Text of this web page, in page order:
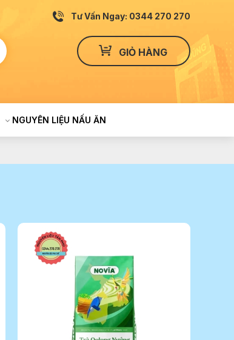
Tư Vấn Ngay: 0344 270 270
GIỎ HÀNG
NGUYÊN LIỆU NẤU ĂN